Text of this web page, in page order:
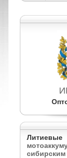
Литиевые
сибирским